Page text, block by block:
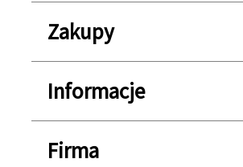
Zakupy
Informacje
Firma